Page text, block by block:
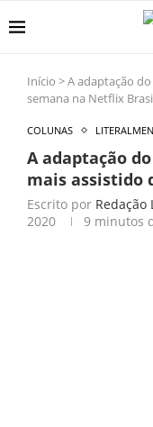
Início >A adaptação
semana na Netflix
COLUNAS
A adaptação
mais assistido
Escrito por Redação
2020
9 minutos